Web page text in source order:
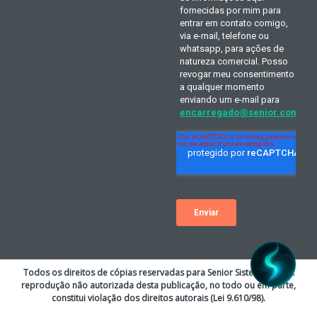
Todos os direitos de cópias reservadas para Senior Sistemas S.A. A
reprodução não autorizada desta publicação, no todo ou em parte,
constitui violação dos direitos autorais (Lei 9.610/98).